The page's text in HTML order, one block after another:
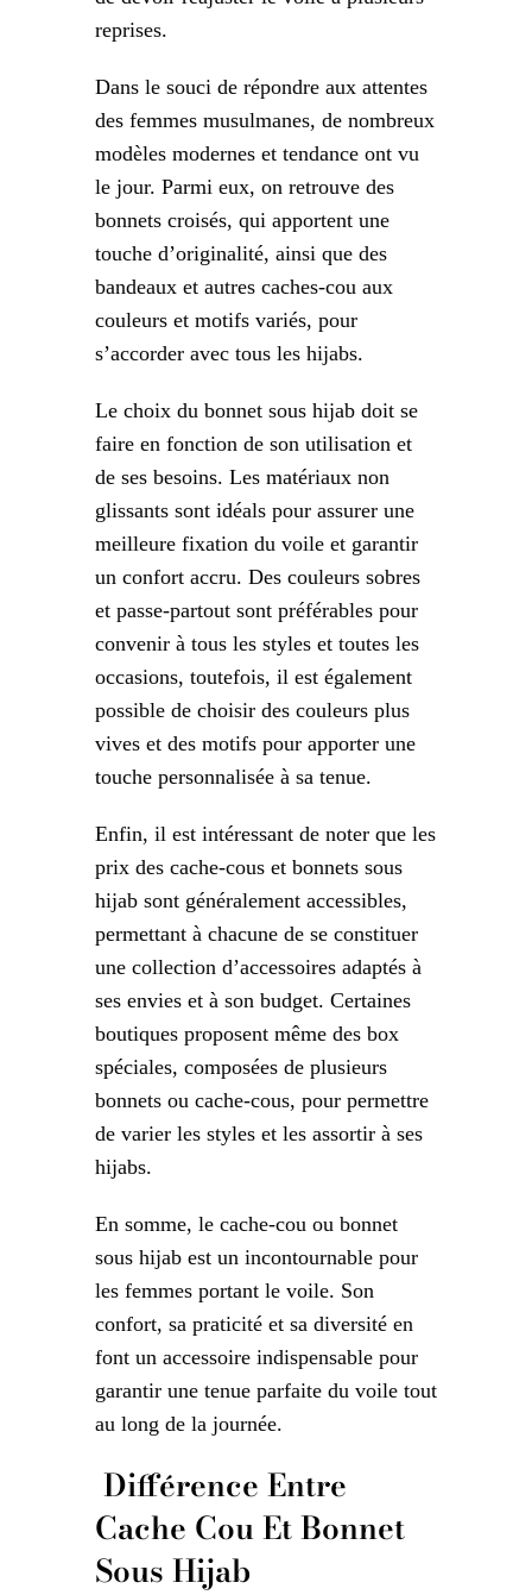
reprises.
Dans le souci de répondre aux attentes
des femmes musulmanes, de nombreux
modèles modernes et tendance ont vu
le jour. Parmi eux, on retrouve des
bonnets croisés, qui apportent une
touche d’originalité, ainsi que des
bandeaux et autres caches-cou aux
couleurs et motifs variés, pour
s’accorder avec tous les hijabs.
Le choix du bonnet sous hijab doit se
faire en fonction de son utilisation et
de ses besoins. Les matériaux non
glissants sont idéals pour assurer une
meilleure fixation du voile et garantir
un confort accru. Des couleurs sobres
et passe-partout sont préférables pour
convenir à tous les styles et toutes les
occasions, toutefois, il est également
possible de choisir des couleurs plus
vives et des motifs pour apporter une
touche personnalisée à sa tenue.
Enfin, il est intéressant de noter que les
prix des cache-cous et bonnets sous
hijab sont généralement accessibles,
permettant à chacune de se constituer
une collection d’accessoires adaptés à
ses envies et à son budget. Certaines
boutiques proposent même des box
spéciales, composées de plusieurs
bonnets ou cache-cous, pour permettre
de varier les styles et les assortir à ses
hijabs.
En somme, le cache-cou ou bonnet
sous hijab est un incontournable pour
les femmes portant le voile. Son
confort, sa praticité et sa diversité en
font un accessoire indispensable pour
garantir une tenue parfaite du voile tout
au long de la journée.
Différence Entre
Cache Cou Et Bonnet
Sous Hijab